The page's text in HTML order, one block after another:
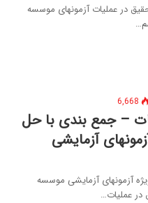
در عملیات آزمونهای موسسه
6,668
– جمع بندی با حل
آزمایشی
جمع بندی تحقیق در عملیات ۱و۲ ویژه آزمونهای آزمایشی موسسه
در عملیات…